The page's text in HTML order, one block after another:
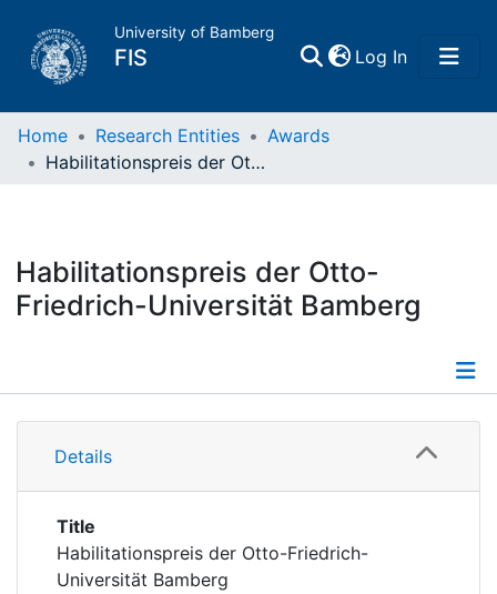
University of Bamberg
FIS Log In(current)
Home
Research Data
Projects
Awards
My FIS
Home Research Entities
Awards
Habilitationspreis der Otto-Friedrich-Universität Bamberg
Habilitationspreis der Otto-
Friedrich-Universität Bamberg
Information
Details
Title
Habilitationspreis der Otto-Friedrich-
Universität Bamberg